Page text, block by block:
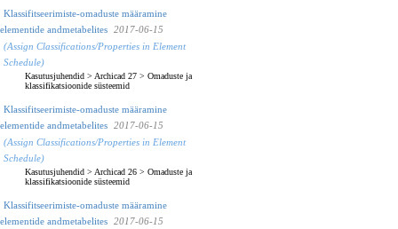
Klassifitseerimiste-omaduste määramine
elementide andmetabelites
2017-06-15
(Assign Classifications/Properties in Element
Schedule)
Kasutusjuhendid > Archicad 27 > Omaduste ja
klassifikatsioonide süsteemid
Klassifitseerimiste-omaduste määramine
elementide andmetabelites
2017-06-15
(Assign Classifications/Properties in Element
Schedule)
Kasutusjuhendid > Archicad 26 > Omaduste ja
klassifikatsioonide süsteemid
Klassifitseerimiste-omaduste määramine
elementide andmetabelites
2017-06-15